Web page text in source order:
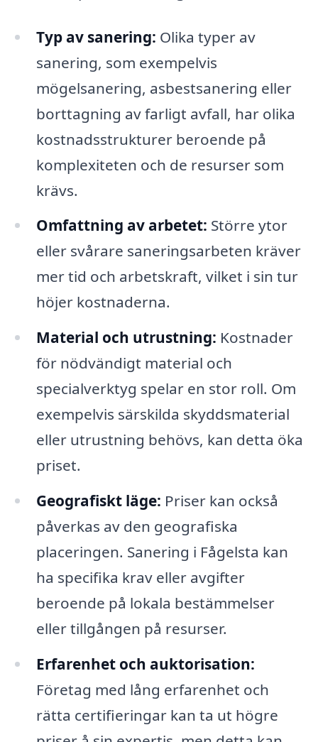
Typ av sanering: Olika typer av
sanering, som exempelvis
mögelsanering, asbestsanering eller
borttagning av farligt avfall, har olika
kostnadsstrukturer beroende på
komplexiteten och de resurser som
krävs.
Omfattning av arbetet: Större ytor
eller svårare saneringsarbeten kräver
mer tid och arbetskraft, vilket i sin tur
höjer kostnaderna.
Material och utrustning: Kostnader
för nödvändigt material och
specialverktyg spelar en stor roll. Om
exempelvis särskilda skyddsmaterial
eller utrustning behövs, kan detta öka
priset.
Geografiskt läge: Priser kan också
påverkas av den geografiska
placeringen. Sanering i Fågelsta kan
ha specifika krav eller avgifter
beroende på lokala bestämmelser
eller tillgången på resurser.
Erfarenhet och auktorisation:
Företag med lång erfarenhet och
rätta certifieringar kan ta ut högre